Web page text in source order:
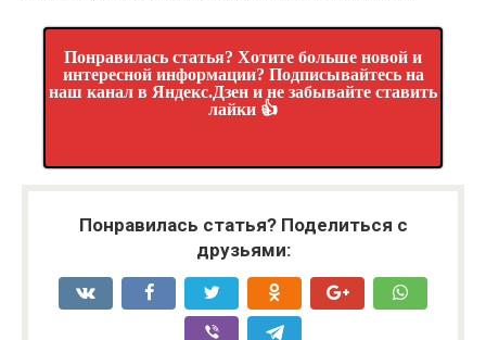
Понравилась статья? Хотите больше новой и
интересной информации? Подписывайтесь на
наш канал в Яндекс.Дзен и не забывайте ставить
лайки 👍
Понравилась статья? Поделиться с
друзьями: